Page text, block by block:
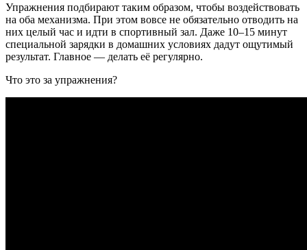
Упражнения подбирают таким образом, чтобы воздействовать
на оба механизма. При этом вовсе не обязательно отводить на
них целый час и идти в спортивный зал. Даже 10–15 минут
специальной зарядки в домашних условиях дадут ощутимый
результат. Главное — делать её регулярно.
Что это за упражнения?